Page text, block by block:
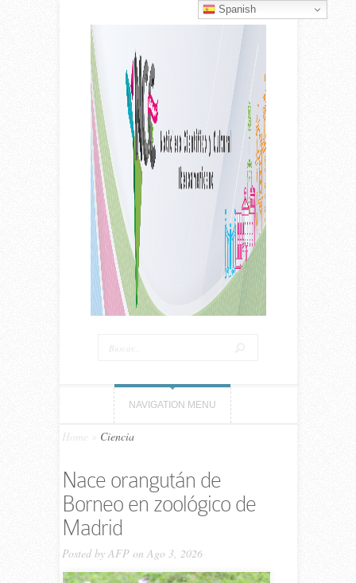
NAVIGATION MENU
Home Ciencia
Nace orangután de
Borneo en zoológico de
Madrid
Posted by AFPon Ago 3, 2026
Spanish